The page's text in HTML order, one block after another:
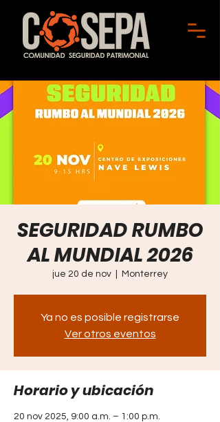
SEGURIDAD RUMBO
AL MUNDIAL 2026
jue 20 de nov Monterrey
Ya no es posible registrarse
Ver otros eventos
Horario y ubicación
20 nov 2025, 9:00 a.m. – 1:00 p.m.